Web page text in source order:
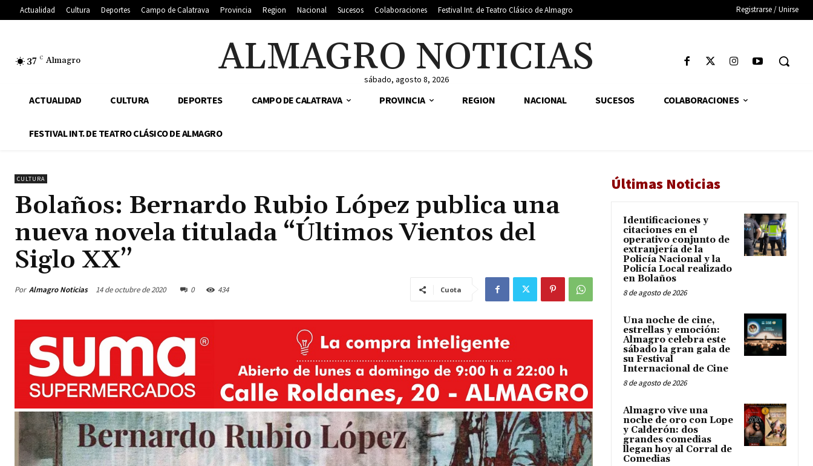
Actualidad Cultura Deportes Campo de Calatrava Provincia Region Nacional Sucesos Colaboraciones Festival Int. de Teatro Clásico de Almagro Registrarse / Unirse
37 C Almagro ALMAGRO NOTICIAS
sábado, agosto 8, 2026
ACTUALIDAD CULTURA DEPORTES CAMPO DE CALATRAVA PROVINCIA REGION NACIONAL SUCESOS COLABORACIONES
FESTIVAL INT. DE TEATRO CLÁSICO DE ALMAGRO
CULTURA
Bolaños: Bernardo Rubio López publica una
nueva novela titulada “Últimos Vientos del
Siglo XX”
Por Almagro Noticias 14 de octubre de 2020 0 434 Cuota
Últimas Noticias
Identificaciones y
citaciones en el
operativo conjunto de
extranjería de la
Policía Nacional y la
Policía Local realizado
en Bolaños
8 de agosto de 2026
Una noche de cine,
estrellas y emoción:
Almagro celebra este
sábado la gran gala de
su Festival
Internacional de Cine
8 de agosto de 2026
Almagro vive una
noche de oro con Lope
y Calderón: dos
grandes comedias
llegan hoy al Corral de
Comedias